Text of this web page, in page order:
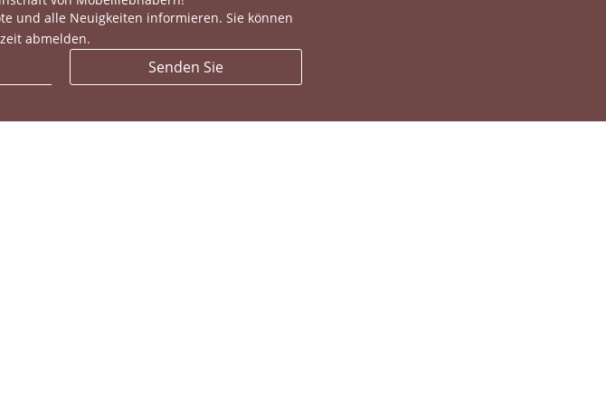
und alle Neuigkeiten informieren. Sie können
abmelden.
Senden Sie